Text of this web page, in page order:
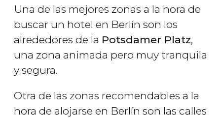
Una de las mejores zonas a la hora de
buscar un hotel en Berlín son los
alrededores de la Potsdamer Platz,
una zona animada pero muy tranquila
y segura.
Otra de las zonas recomendables a la
hora de alojarse en Berlín son las calles